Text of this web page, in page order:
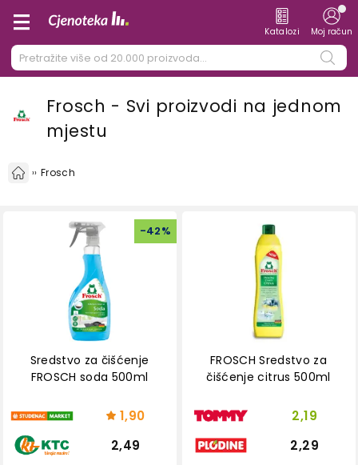
Katalozi Moj račun
Frosch - Svi proizvodi na jednom
mjestu
Frosch
-42%
Sredstvo za čišćenje
FROSCH soda 500ml
1,90
2,49
FROSCH Sredstvo za
čišćenje citrus 500ml
2,19
2,29